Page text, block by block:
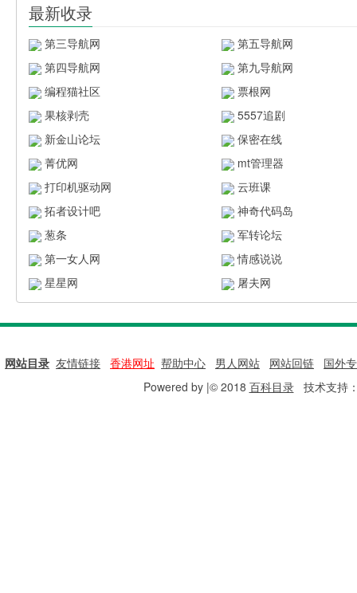
最新收录
第三导航网
第五导航网
第四导航网
第九导航网
编程猫社区
票根网
果核剥壳
5557追剧
新金山论坛
保密在线
菁优网
mt管理器
打印机驱动网
云班课
拓者设计吧
神奇代码岛
葱条
军转论坛
第一女人网
情感说说
星星网
屠夫网
网站目录 友情链接 香港网址 帮助中心 男人网站 网站回链
国外
Powered by |© 2018 百科目录技术支持